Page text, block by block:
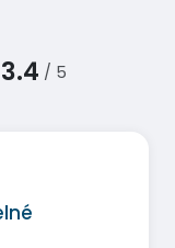
3.4 / 5